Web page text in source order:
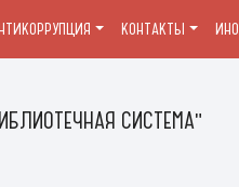
СИСТЕМА"
КОНТАКТЫ